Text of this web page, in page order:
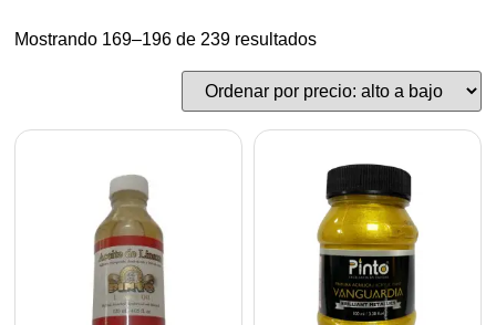
Mostrando 169–196 de 239 resultados